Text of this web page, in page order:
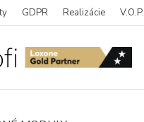
GDPR Realizácie V.O.P.